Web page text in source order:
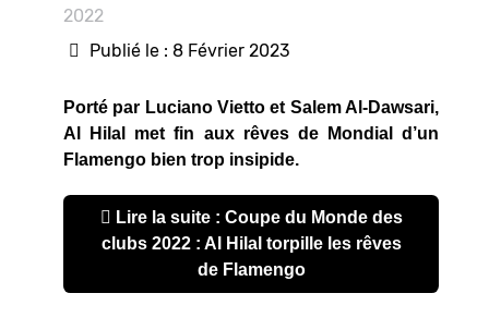
2022
Publié le : 8 Février 2023
Porté par Luciano Vietto et Salem Al-Dawsari,
Al Hilal met fin aux rêves de Mondial d’un
Flamengo bien trop insipide.
Lire la suite : Coupe du Monde des
clubs 2022 : Al Hilal torpille les rêves
de Flamengo